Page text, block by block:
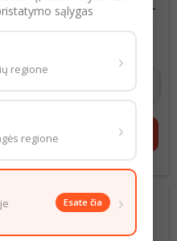
SIRUPAS TEISSEIRE 700ML
JUODŲJŲ SERBENTŲ
sąlygas
regione ›
regione ›
Esate čia ›